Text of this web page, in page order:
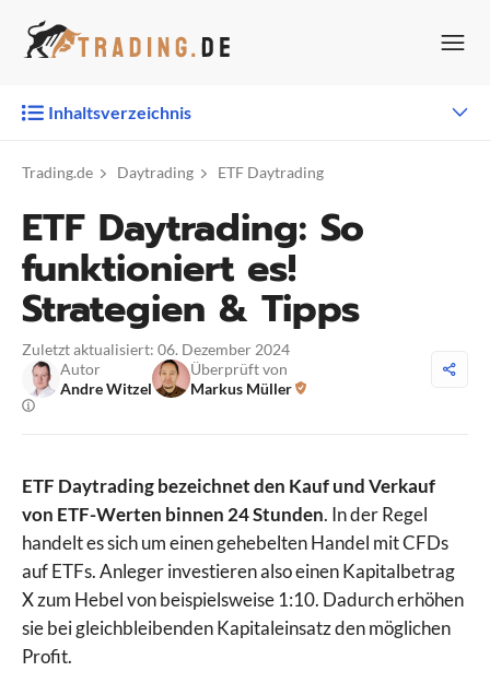
Inhalt
Inhaltsverzeichnis
Trading.de Daytrading ETF Daytrading
ETF Daytrading: So
funktioniert es!
Strategien & Tipps
Zuletzt aktualisiert: 06. Dezember 2024
Autor
Andre Witzel
Überprüft von
Markus Müller
ETF Daytrading bezeichnet den Kauf und Verkauf
von ETF-Werten binnen 24 Stunden. In der Regel
handelt es sich um einen gehebelten Handel mit CFDs
auf ETFs. Anleger investieren also einen Kapitalbetrag
X zum Hebel von beispielsweise 1:10. Dadurch erhöhen
sie bei gleichbleibenden Kapitaleinsatz den möglichen
Profit.